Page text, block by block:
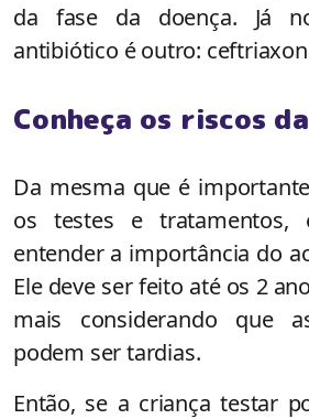
da fase da doença. Já
antibiótico é outro:
Conheça os riscos
Da mesma que é
os testes e tratamentos,
entender a importância do
Ele deve ser feito até os 2
mais considerando que
podem ser tardias.
Então, se a criança testar